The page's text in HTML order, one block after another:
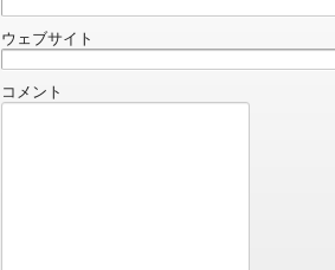
ウェブサイト
コメント